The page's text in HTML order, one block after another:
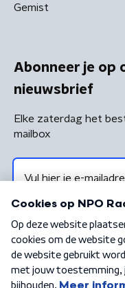
Gemist
Abonneer je op
nieuwsbrief
Elke zaterdag het
mailbox
Algemene